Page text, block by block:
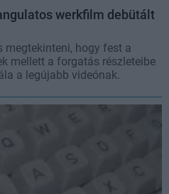
werkfilm debütált
megtekinteni, hogy fest a
mellett a forgatás részleteibe
a legújabb videónak.